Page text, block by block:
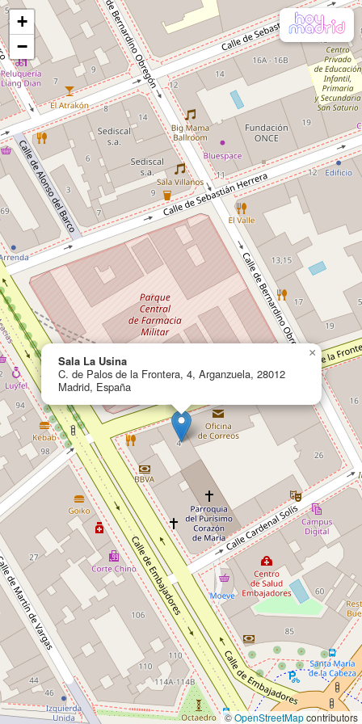
Sala La Usina
C. de Palos de la Frontera, 4, Arganzuela, 28012
Madrid, España
×
+
−
©OpenStreetMapcontributors